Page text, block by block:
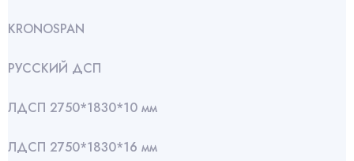
KRONOSPAN
РУССКИЙ ДСП
ЛДСП 2750*1830*10 мм
ЛДСП 2750*1830*16 мм